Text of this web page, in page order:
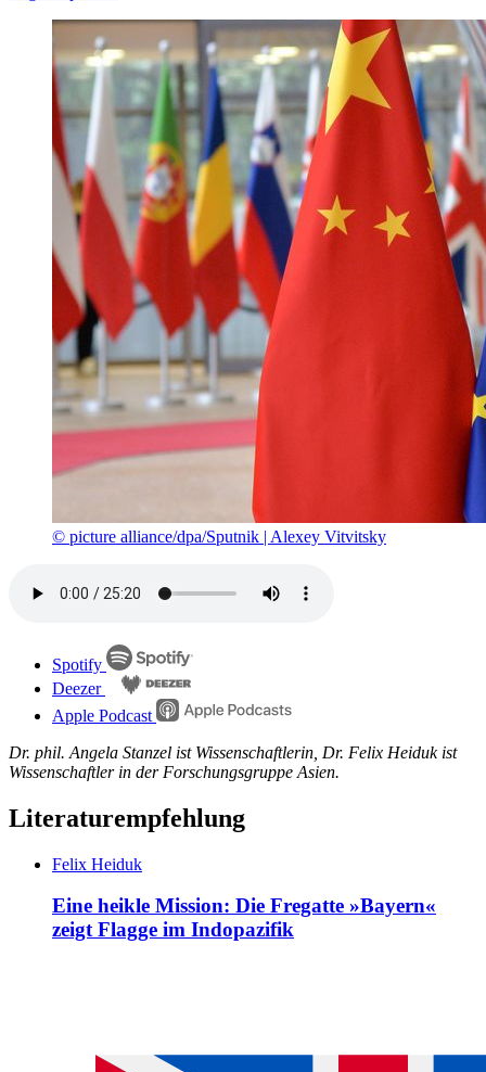
© picture alliance/dpa/Sputnik | Alexey Vitvitsky
Spotify
Deezer
Apple Podcast
Dr. phil. Angela Stanzel ist Wissenschaftlerin, Dr. Felix Heiduk ist
Wissenschaftler in der Forschungsgruppe Asien.
Literaturempfehlung
Felix Heiduk
Eine heikle Mission: Die Fregatte »Bayern«
zeigt Flagge im Indopazifik